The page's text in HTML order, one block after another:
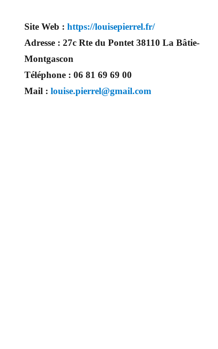
Site Web : https://louisepierrel.fr/
Adresse : 27c Rte du Pontet 38110 La Bâtie-
Montgascon
Téléphone : 06 81 69 69 00
Mail : louise.pierrel@gmail.com